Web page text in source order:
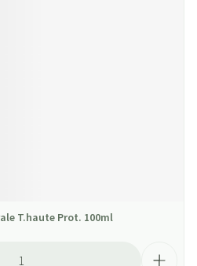
T.haute Prot. 100ml